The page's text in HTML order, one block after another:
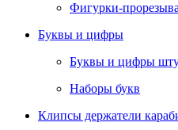
Фигурки-
Буквы и цифры
Буквы и цифры
Наборы букв
Клипсы держатели